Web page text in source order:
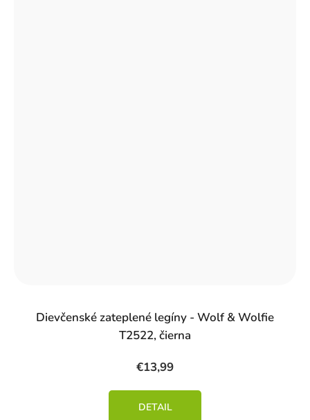
Dievčenské zateplené legíny - Wolf & Wolfie
T2522, čierna
€13,99
DETAIL